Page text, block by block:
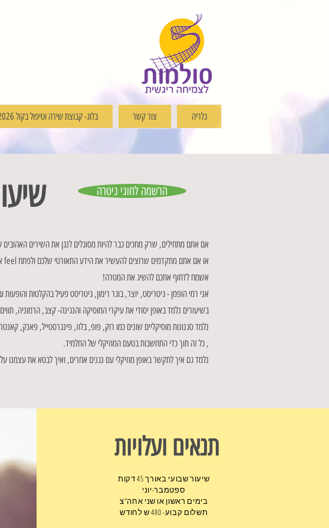
בלוג- קבוצת שירה וטיפול בקול 2026 צור קשר גלריה
אם אתם מתחילים, שרק מחכים כבר להיות מסוגלים לנגן את השירים
או אם אתם מתקדמים שרוצים להעשיר את הידע התאורטי שלכם ולפתח feel אישי,
אשמח לדחוף אתכם להשיג את המטרה!
אני רמי הופמן - גיטריסט, יוצר, בוגר רימון, גיטריסט פעיל בהקלטות והופעות ובעל 17 שנות ניסיון בהוראת גיטרה ותאוריה, תושב מצר,
בשיעורים נלמד באופן יסודי את עיקרי המוסיקה והנגינה- קצב, הרמוניה,
נלמד סגנונות מוסיקליים שונים כמו רוק, פופ, בלוז, פינגרסטייל, פאנק,
, כל זה תוך כדי התחשבות בטעם המוזיקלי של התלמיד.
נלמד גם איך לתקשר באופן מוזיקלי עם נגנים אחרים, ואיך לבטא את עצמנו
הרשמה לחוגי גיטרה
תנאים ועלויות
שיעור שבועי באורך 45 דקות
ספטמבר-יוני
בימים ראשון או שני אחה"צ
תשלום קבוע- 480 ש לחודש